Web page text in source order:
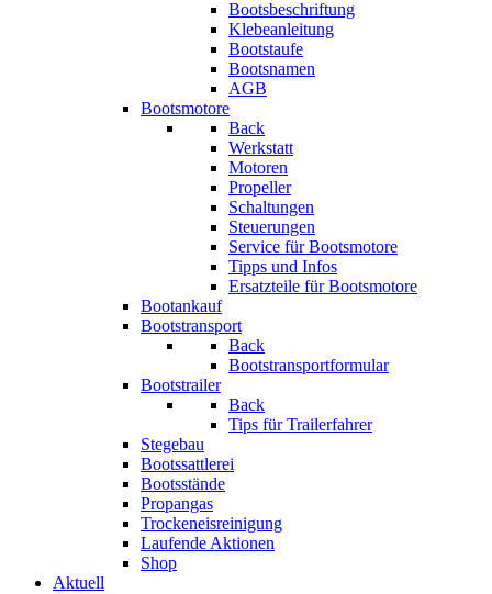
Bootsbeschriftung
Klebeanleitung
Bootstaufe
Bootsnamen
AGB
Bootsmotore
Back
Werkstatt
Motoren
Propeller
Schaltungen
Steuerungen
Service für Bootsmotore
Tipps und Infos
Ersatzteile für Bootsmotore
Bootankauf
Bootstransport
Back
Bootstransportformular
Bootstrailer
Back
Tips für Trailerfahrer
Stegebau
Bootssattlerei
Bootsstände
Propangas
Trockeneisreinigung
Laufende Aktionen
Shop
Aktuell